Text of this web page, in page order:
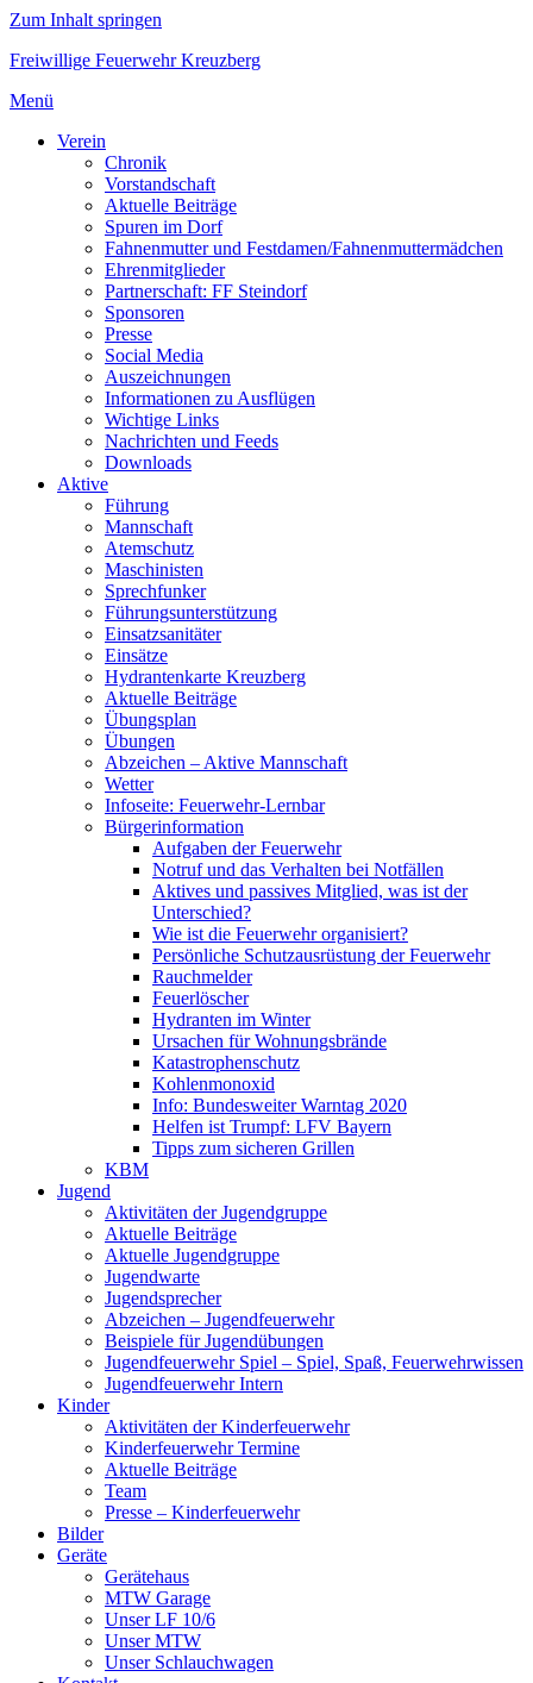
Zum Inhalt springen
Freiwillige Feuerwehr Kreuzberg
Menü
Verein
Chronik
Vorstandschaft
Aktuelle Beiträge
Spuren im Dorf
Fahnenmutter und Festdamen/Fahnenmuttermädchen
Ehrenmitglieder
Partnerschaft: FF Steindorf
Sponsoren
Presse
Social Media
Auszeichnungen
Informationen zu Ausflügen
Wichtige Links
Nachrichten und Feeds
Downloads
Aktive
Führung
Mannschaft
Atemschutz
Maschinisten
Sprechfunker
Führungsunterstützung
Einsatzsanitäter
Einsätze
Hydrantenkarte Kreuzberg
Aktuelle Beiträge
Übungsplan
Übungen
Abzeichen – Aktive Mannschaft
Wetter
Infoseite: Feuerwehr-Lernbar
Bürgerinformation
Aufgaben der Feuerwehr
Notruf und das Verhalten bei Notfällen
Aktives und passives Mitglied, was ist der
Unterschied?
Wie ist die Feuerwehr organisiert?
Persönliche Schutzausrüstung der Feuerwehr
Rauchmelder
Feuerlöscher
Hydranten im Winter
Ursachen für Wohnungsbrände
Katastrophenschutz
Kohlenmonoxid
Info: Bundesweiter Warntag 2020
Helfen ist Trumpf: LFV Bayern
Tipps zum sicheren Grillen
KBM
Jugend
Aktivitäten der Jugendgruppe
Aktuelle Beiträge
Aktuelle Jugendgruppe
Jugendwarte
Jugendsprecher
Abzeichen – Jugendfeuerwehr
Beispiele für Jugendübungen
Jugendfeuerwehr Spiel – Spiel, Spaß, Feuerwehrwissen
Jugendfeuerwehr Intern
Kinder
Aktivitäten der Kinderfeuerwehr
Kinderfeuerwehr Termine
Aktuelle Beiträge
Team
Presse – Kinderfeuerwehr
Bilder
Geräte
Gerätehaus
MTW Garage
Unser LF 10/6
Unser MTW
Unser Schlauchwagen